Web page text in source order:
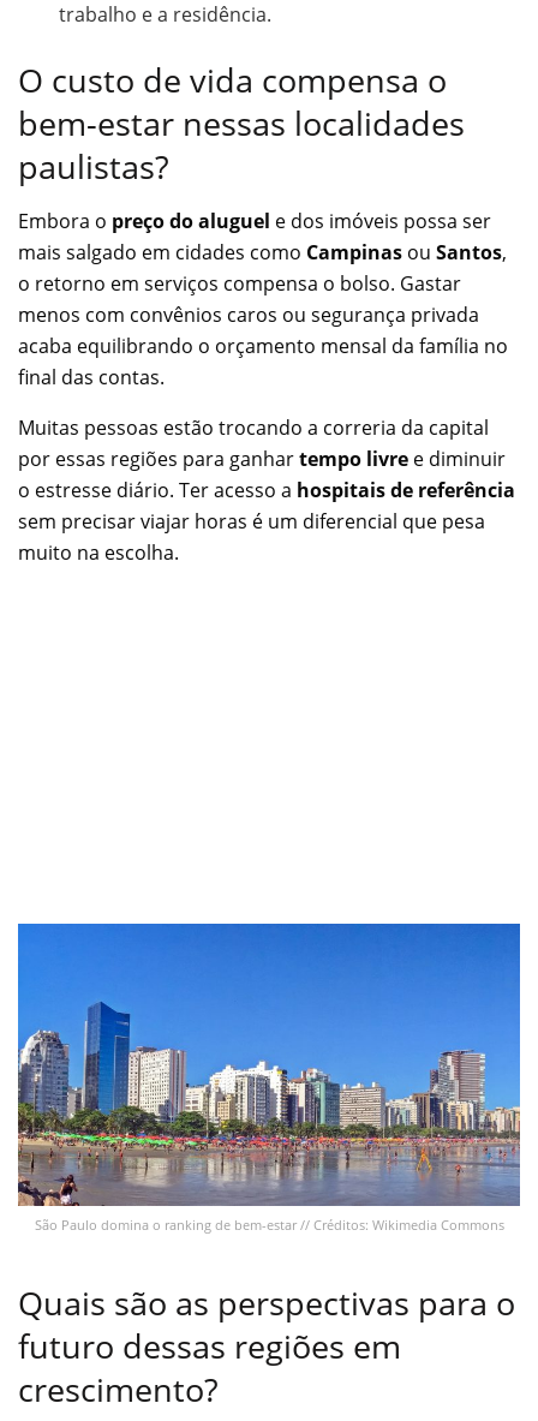
trabalho e a residência.
O custo de vida compensa o
bem-estar nessas localidades
paulistas?
Embora o preço do aluguel e dos imóveis possa ser
mais salgado em cidades como Campinas ou Santos,
o retorno em serviços compensa o bolso. Gastar
menos com convênios caros ou segurança privada
acaba equilibrando o orçamento mensal da família no
final das contas.
Muitas pessoas estão trocando a correria da capital
por essas regiões para ganhartempo livre e diminuir
o estresse diário. Ter acesso a hospitais de referência
sem precisar viajar horas é um diferencial que pesa
muito na escolha.
São Paulo domina o ranking de bem-estar // Créditos: Wikimedia Commons
Quais são as perspectivas para o
futuro dessas regiões em
crescimento?